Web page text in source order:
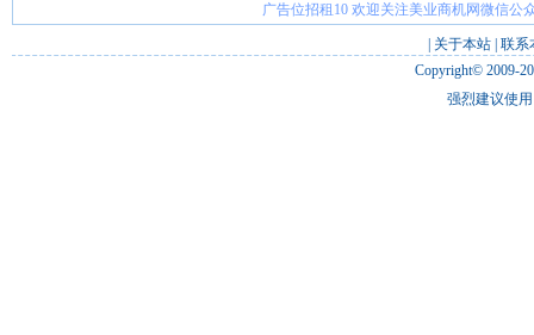
广告位招租10 欢迎关注美业商机网微信公
关于本站 联系
Copyright© 2009-
强烈建议使